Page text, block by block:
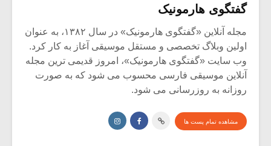
گفتگوی هارمونیک
مجله آنلاین «گفتگوی هارمونیک» در سال ۱۳۸۲، به عنوان
اولین وبلاگ تخصصی و مستقل موسیقی آغاز به کار کرد.
وب سایت «گفتگوی هارمونیک»، امروز قدیمی ترین مجله
آنلاین موسیقی فارسی محسوب می شود که به صورت
روزانه به روزرسانی می شود.
مشاهده تمام پست ها